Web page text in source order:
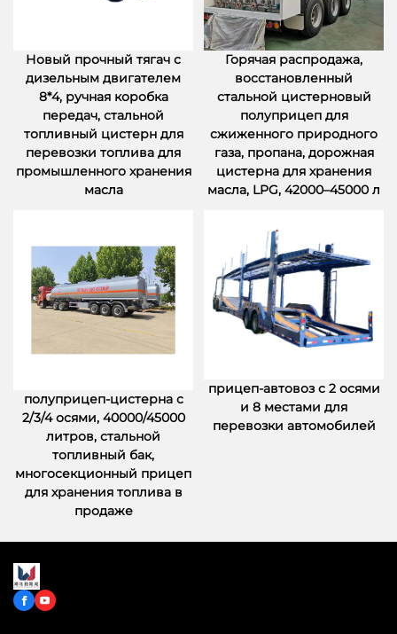
Новый прочный тягач с
дизельным двигателем
8*4, ручная коробка
передач, стальной
топливный цистерн для
перевозки топлива для
промышленного хранения
масла
Горячая распродажа,
восстановленный
стальной цистерновый
полуприцеп для
сжиженного природного
газа, пропана, дорожная
цистерна для хранения
масла, LPG, 42000–45000 л
полуприцеп-цистерна с
2/3/4 осями, 40000/45000
литров, стальной
топливный бак,
многосекционный прицеп
для хранения топлива в
продаже
прицеп-автовоз с 2 осями
и 8 местами для
перевозки автомобилей